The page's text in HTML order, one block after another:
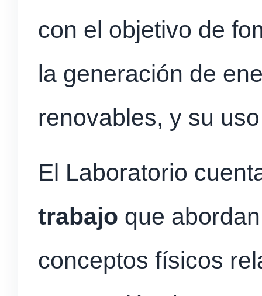
con el objetivo de
la generación de
renovables, y su
El Laboratorio
trabajo que
conceptos físicos